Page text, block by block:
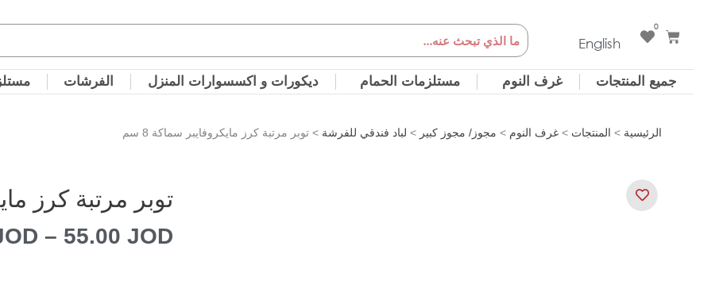
Search English
0
Cart
جميع المنتجات غرف النوم مستلزمات الحمام ديكورات و اكسسوارات المنزل الفرشات
الرئيسية > المنتجات > غرف النوم > مجوز/ مجوز كبير > لباد فندقي للفرشة > توبر مرتبة كرز مايكروفايبر سماكة 8 سم
توبر مرتبة كرز
55.00JOD
–